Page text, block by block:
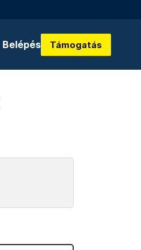
Belépés Támogatás